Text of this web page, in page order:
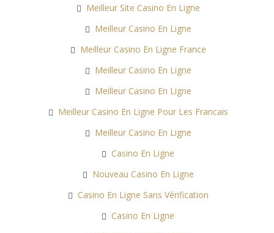
Meilleur Site Casino En Ligne
Meilleur Casino En Ligne
Meilleur Casino En Ligne France
Meilleur Casino En Ligne
Meilleur Casino En Ligne
Meilleur Casino En Ligne Pour Les Francais
Meilleur Casino En Ligne
Casino En Ligne
Nouveau Casino En Ligne
Casino En Ligne Sans Vérification
Casino En Ligne